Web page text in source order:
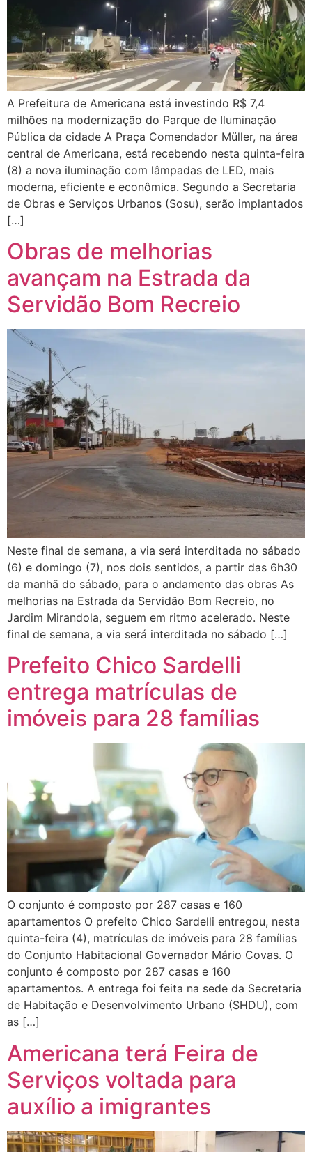
A Prefeitura de Americana está investindo R$ 7,4
milhões na modernização do Parque de Iluminação
Pública da cidade A Praça Comendador Müller, na área
central de Americana, está recebendo nesta quinta-feira
(8) a nova iluminação com lâmpadas de LED, mais
moderna, eficiente e econômica. Segundo a Secretaria
de Obras e Serviços Urbanos (Sosu), serão implantados
[…]
Obras de melhorias
avançam na Estrada da
Servidão Bom Recreio
Neste final de semana, a via será interditada no sábado
(6) e domingo (7), nos dois sentidos, a partir das 6h30
da manhã do sábado, para o andamento das obras As
melhorias na Estrada da Servidão Bom Recreio, no
Jardim Mirandola, seguem em ritmo acelerado. Neste
final de semana, a via será interditada no sábado […]
Prefeito Chico Sardelli
entrega matrículas de
imóveis para 28 famílias
O conjunto é composto por 287 casas e 160
apartamentos O prefeito Chico Sardelli entregou, nesta
quinta-feira (4), matrículas de imóveis para 28 famílias
do Conjunto Habitacional Governador Mário Covas. O
conjunto é composto por 287 casas e 160
apartamentos. A entrega foi feita na sede da Secretaria
de Habitação e Desenvolvimento Urbano (SHDU), com
as […]
Americana terá Feira de
Serviços voltada para
auxílio a imigrantes